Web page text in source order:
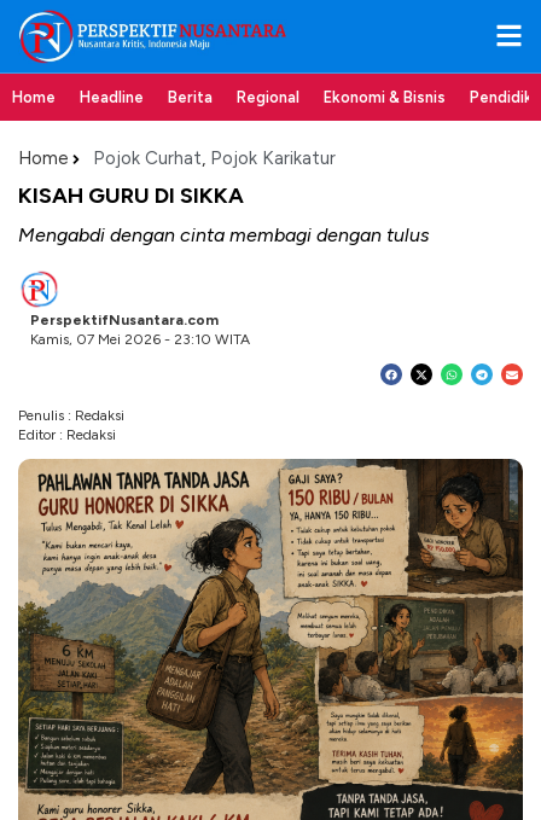
Home Headline Berita Regional Ekonomi & Bisnis
Home Pojok Curhat, Pojok Karikatur
KISAH GURU DI SIKKA
Mengabdi dengan cinta membagi dengan tulus
PerspektifNusantara.com
Kamis, 07 Mei 2026 - 23:10 WITA
Penulis : Redaksi
Editor : Redaksi